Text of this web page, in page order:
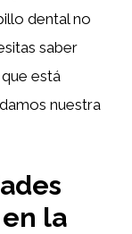
dental no
saber
está
nuestra
la